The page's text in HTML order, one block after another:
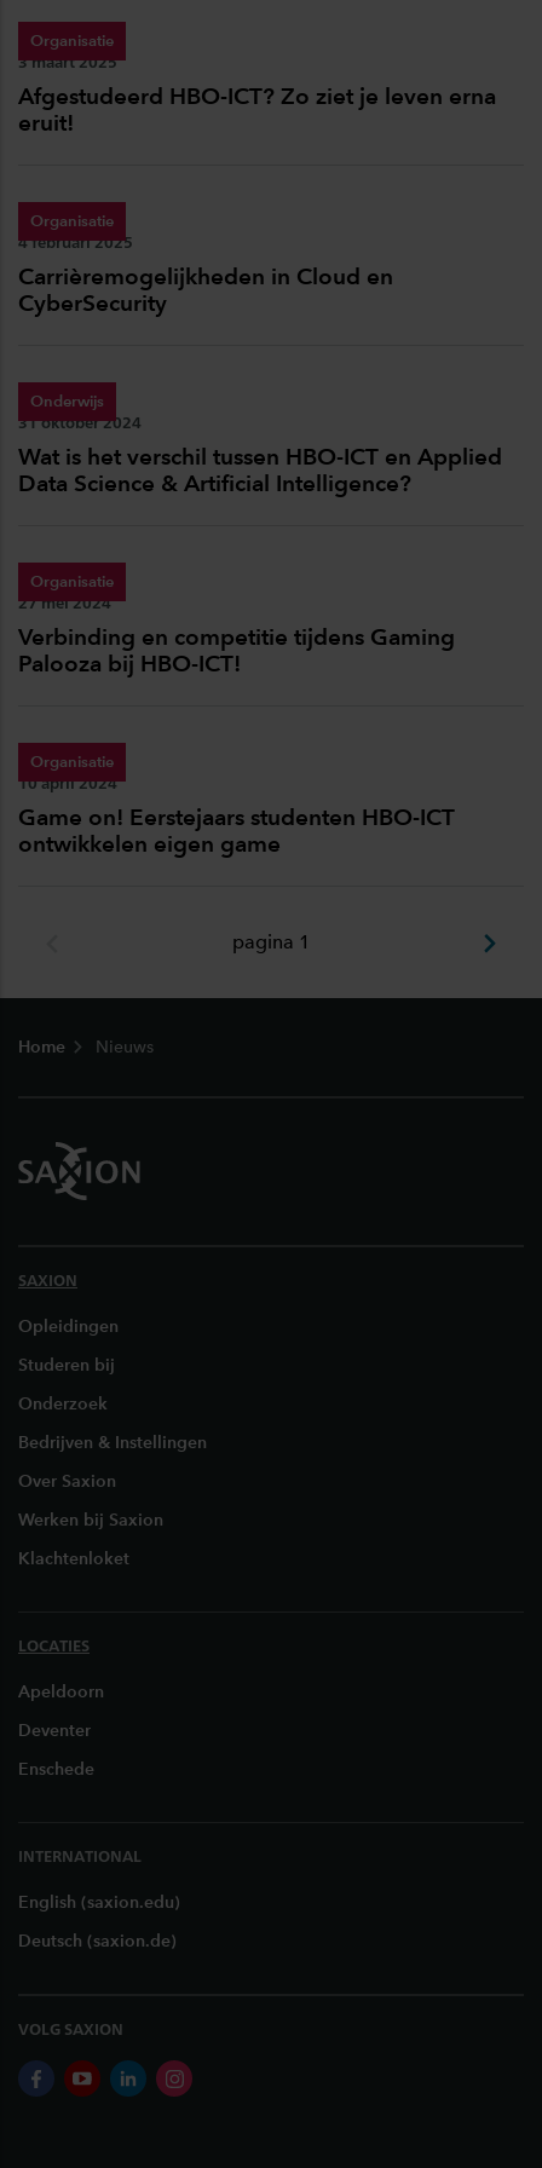
Organisatie
Publicatiedatum:
3 maart 2025
Afgestudeerd HBO-ICT? Zo ziet je leven erna
eruit!
Organisatie
Publicatiedatum:
4 februari 2025
Carrièremogelijkheden in Cloud en
CyberSecurity
Onderwijs
Publicatiedatum:
31 oktober 2024
Wat is het verschil tussen HBO-ICT en Applied
Data Science & Artificial Intelligence?
Organisatie
Publicatiedatum:
27 mei 2024
Verbinding en competitie tijdens Gaming
Palooza bij HBO-ICT!
Organisatie
Publicatiedatum:
10 april 2024
Game on! Eerstejaars studenten HBO-ICT
ontwikkelen eigen game
pagina 1
Home Nieuws
SAXION
Opleidingen
Studeren bij
Onderzoek
Bedrijven & Instellingen
Over Saxion
Werken bij Saxion
Klachtenloket
LOCATIES
Apeldoorn
Deventer
Enschede
INTERNATIONAL
English (saxion.edu)
Deutsch (saxion.de)
VOLG SAXION
facebookyoutubelinkedininstagram